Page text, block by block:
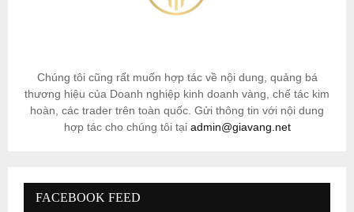
Chúng tôi cũng rất muốn hợp tác về nội dung, quảng bá
thương hiệu của Doanh nghiệp kinh doanh vàng, chế tác kim
hoàn, các trader trên toàn quốc. Gửi thông tin với nội dung
hợp tác cho chúng tôi tại admin@giavang.net
FACEBOOK FEED